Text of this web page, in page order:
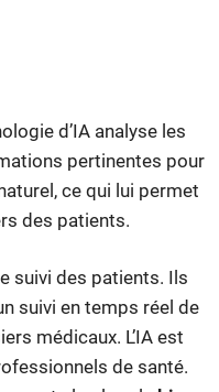
d’IA analyse les
pertinentes pour
ce qui lui permet
des patients.
suivi des patients. Ils
suivi en temps réel de
médicaux. L’IA est
de santé.